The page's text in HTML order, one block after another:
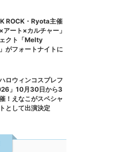
ROCK・Ryota主催
アート×カルチャー」
クト「Melty
がフォートナイトに
ハロウィンコスプレフ
」10月30日から3
！えなこがスペシャ
として出演決定